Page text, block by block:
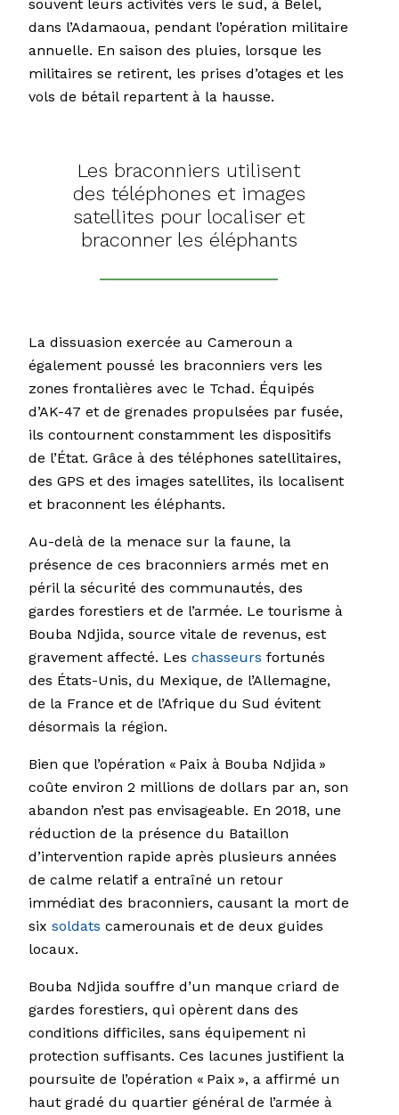
souvent leurs activités vers le sud, à Belel,
dans l’Adamaoua, pendant l’opération militaire
annuelle. En saison des pluies, lorsque les
militaires se retirent, les prises d’otages et les
vols de bétail repartent à la hausse.
Les braconniers utilisent
des téléphones et images
satellites pour localiser et
braconner les éléphants
La dissuasion exercée au Cameroun a
également poussé les braconniers vers les
zones frontalières avec le Tchad. Équipés
d’AK-47 et de grenades propulsées par fusée,
ils contournent constamment les dispositifs
de l’État. Grâce à des téléphones satellitaires,
des GPS et des images satellites, ils localisent
et braconnent les éléphants.
Au-delà de la menace sur la faune, la
présence de ces braconniers armés met en
péril la sécurité des communautés, des
gardes forestiers et de l’armée. Le tourisme à
Bouba Ndjida, source vitale de revenus, est
gravement affecté. Les chasseurs fortunés
des États-Unis, du Mexique, de l’Allemagne,
de la France et de l’Afrique du Sud évitent
désormais la région.
Bien que l’opération « Paix à Bouba Ndjida »
coûte environ 2 millions de dollars par an, son
abandon n’est pas envisageable. En 2018, une
réduction de la présence du Bataillon
d’intervention rapide après plusieurs années
de calme relatif a entraîné un retour
immédiat des braconniers, causant la mort de
six soldats camerounais et de deux guides
locaux.
Bouba Ndjida souffre d’un manque criard de
gardes forestiers, qui opèrent dans des
conditions difficiles, sans équipement ni
protection suffisants. Ces lacunes justifient la
poursuite de l’opération « Paix », a affirmé un
haut gradé du quartier général de l’armée à